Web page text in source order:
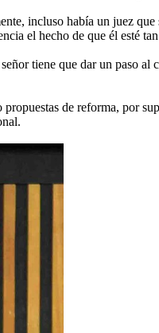
incluso había un juez
el hecho de que él esté
tiene que dar un paso
de reforma, por